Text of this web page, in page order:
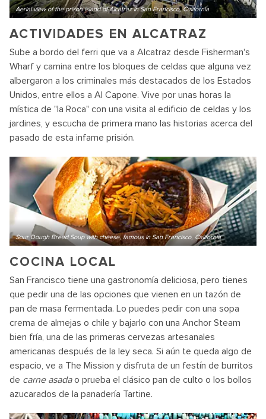
Aerial view of the prison island of Alcatraz in San Francisco, California
ACTIVIDADES EN ALCATRAZ
Sube a bordo del ferri que va a Alcatraz desde Fisherman's
Wharf y camina entre los bloques de celdas que alguna vez
albergaron a los criminales más destacados de los Estados
Unidos, entre ellos a Al Capone. Vive por unas horas la
mística de "la Roca" con una visita al edificio de celdas y los
jardines, y escucha de primera mano las historias acerca del
pasado de esta infame prisión.
Sour Dough Bread Soup with cheese, famous in San Francisco, California
COCINA LOCAL
San Francisco tiene una gastronomía deliciosa, pero tienes
que pedir una de las opciones que vienen en un tazón de
pan de masa fermentada. Lo puedes pedir con una sopa
crema de almejas o chile y bajarlo con una Anchor Steam
bien fría, una de las primeras cervezas artesanales
americanas después de la ley seca. Si aún te queda algo de
espacio, ve a The Mission y disfruta de un festín de burritos
de carne asadao prueba el clásico pan de culto o los bollos
azucarados de la panadería Tartine.